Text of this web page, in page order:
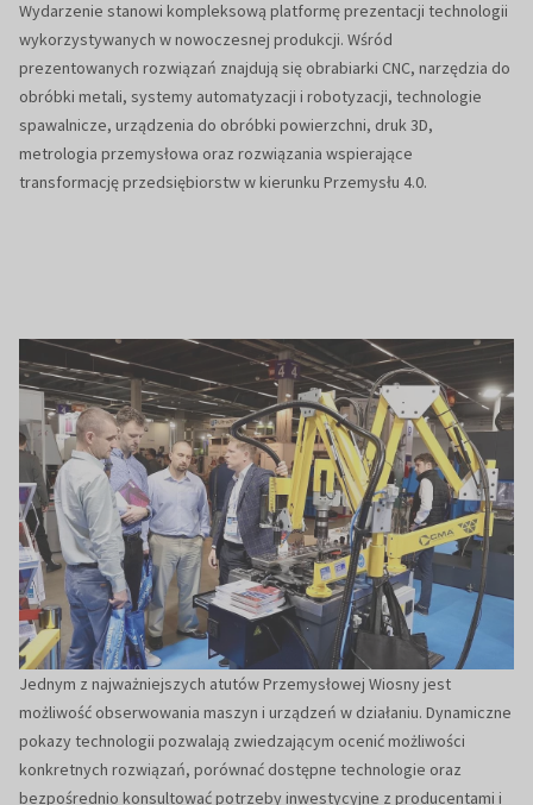
Wydarzenie stanowi kompleksową platformę prezentacji technologii
wykorzystywanych w nowoczesnej produkcji. Wśród
prezentowanych rozwiązań znajdują się obrabiarki CNC, narzędzia do
obróbki metali, systemy automatyzacji i robotyzacji, technologie
spawalnicze, urządzenia do obróbki powierzchni, druk 3D,
metrologia przemysłowa oraz rozwiązania wspierające
transformację przedsiębiorstw w kierunku Przemysłu 4.0.
Jednym z najważniejszych atutów Przemysłowej Wiosny jest
możliwość obserwowania maszyn i urządzeń w działaniu. Dynamiczne
pokazy technologii pozwalają zwiedzającym ocenić możliwości
konkretnych rozwiązań, porównać dostępne technologie oraz
bezpośrednio konsultować potrzeby inwestycyjne z producentami i